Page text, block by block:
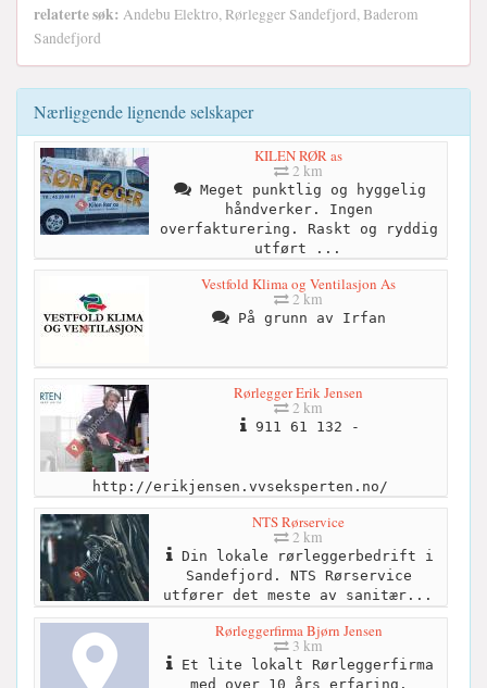
relaterte søk: Andebu Elektro, Rørlegger Sandefjord, Baderom
Sandefjord
Nærliggende lignende selskaper
KILEN RØR as
2 km
Meget punktlig og hyggelig
håndverker. Ingen
overfakturering. Raskt og ryddig
utført ...
Vestfold Klima og Ventilasjon As
2 km
På grunn av Irfan
Rørlegger Erik Jensen
2 km
911 61 132 -
http://erikjensen.vvseksperten.no/
NTS Rørservice
2 km
Din lokale rørleggerbedrift i
Sandefjord. NTS Rørservice
utfører det meste av sanitær...
Rørleggerfirma Bjørn Jensen
3 km
Et lite lokalt Rørleggerfirma
med over 10 års erfaring.